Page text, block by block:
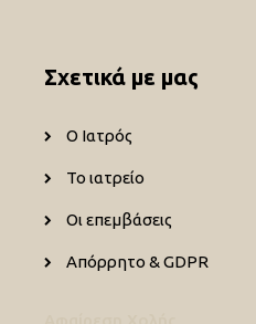
Σχετικά με μας
Ο Ιατρός
Το ιατρείο
Οι επεμβάσεις
Απόρρητο & GDPR